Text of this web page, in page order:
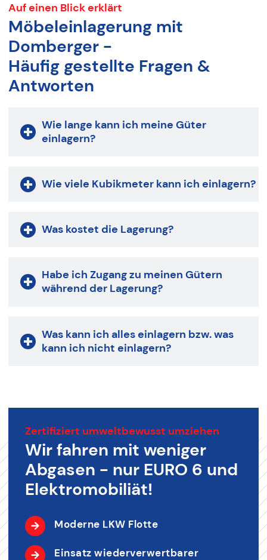
Auf einen Blick erklärt
Möbeleinlagerung mit
Domberger -
Häufig gestellte Fragen &
Antworten
Wie lange kann ich meine Güter
einlagern?
Wie viele Kubikmeter kann ich einlagern?
Was kostet die Lagerung?
Habe ich Zugang zu meinen Gütern
während der Lagerung?
Was kann ich alles einlagern bzw. was
kann ich nicht einlagern?
Zertifiziert umweltbewusst umziehen
Wir fahren mit weniger
Abgasen - nur EURO 6 und
Elektromobiliät!
Moderne LKW Flotte
Einsatz wiederverwertbarer